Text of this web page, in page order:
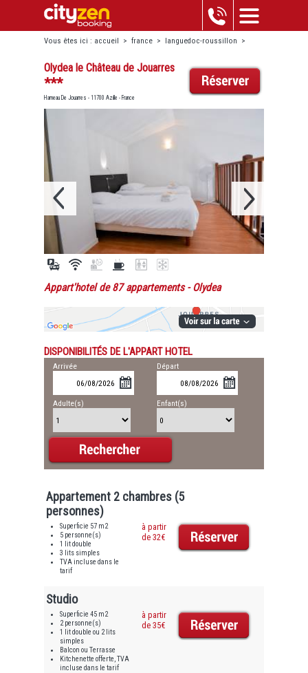
Vous êtes ici : accueil > france > languedoc-roussillon >
azille olydea le château de jouarres
Olydea le Château de Jouarres
***
Hameau De Jouarres - 11700 Azille - France
Appart'hotel de 87 appartements- Olydea
DISPONIBILITÉS DE L'APPART HOTEL
Arrivée Départ
Adulte(s) Enfant(s)
Appartement 2 chambres (5
personnes)
Superficie 57 m2
5 personne(s)
1 lit double
3 lits simples
TVA incluse dans le
tarif
à partir
de 32€
Studio
Superficie 45 m2
2 personne(s)
1 lit double ou 2 lits
simples
Balcon ou Terrasse
Kitchenette offerte, TVA
incluse dans le tarif
à partir
de 35€